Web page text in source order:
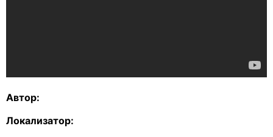
Автор:
Локализатор: